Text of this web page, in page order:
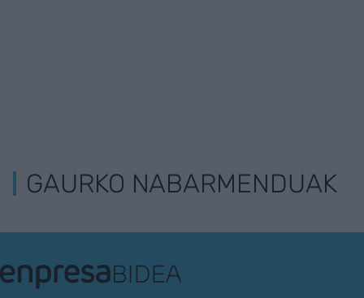
GAURKO NABARMENDUAK